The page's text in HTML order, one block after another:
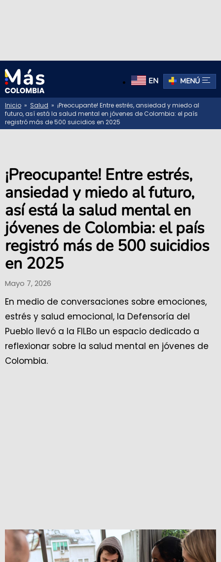
EN MENÚ
Inicio » Salud » ¡Preocupante! Entre estrés, ansiedad y miedo al
futuro, así está la salud mental en jóvenes de Colombia: el país
registró más de 500 suicidios en 2025
¡Preocupante! Entre estrés,
ansiedad y miedo al futuro,
así está la salud mental en
jóvenes de Colombia: el país
registró más de 500 suicidios
en 2025
Mayo 7, 2026
En medio de conversaciones sobre emociones,
estrés y salud emocional, la Defensoría del
Pueblo llevó a la FILBo un espacio dedicado a
reflexionar sobre la salud mental en jóvenes de
Colombia.